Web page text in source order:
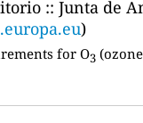
:: Junta de
)
for O3